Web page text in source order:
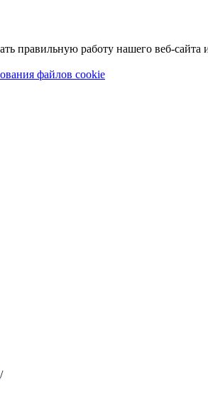
правильную работу нашего веб-сайта
файлов cookie
/